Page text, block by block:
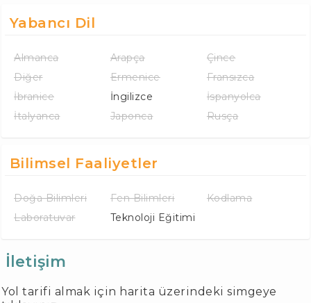
Yabancı Dil
Almanca Arapça
Çince
Diğer
Ermenice
Fransızca
İbranice
İngilizce
İspanyolca
İtalyanca
Japonca Rusça
Bilimsel Faaliyetler
Doğa Bilimleri Fen Bilimleri
Kodlama
Laboratuvar
Teknoloji Eğitimi
İletişim
Yol tarifi almak için harita üzerindeki simgeye